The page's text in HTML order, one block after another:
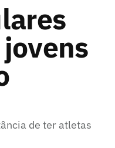
de ter atletas